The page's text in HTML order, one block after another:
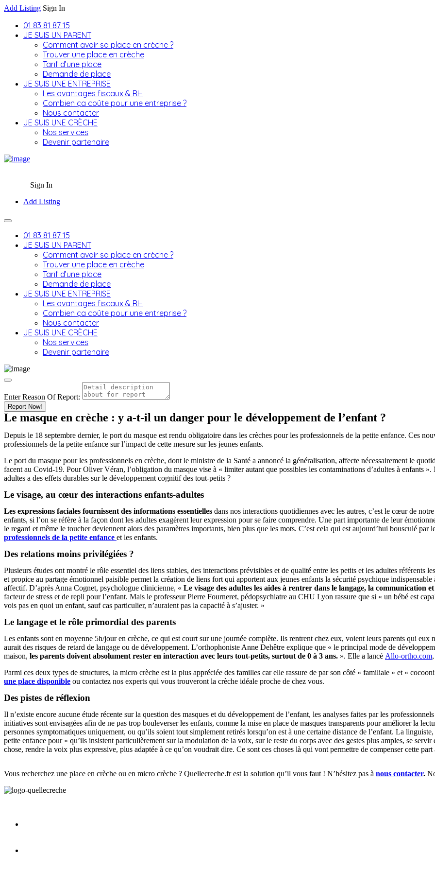
Add Listing Sign In
01 83 81 87 15
JE SUIS UN PARENT
Comment avoir sa place en crèche ?
Trouver une place en crèche
Tarif d’une place
Demande de place
JE SUIS UNE ENTREPRISE
Les avantages fiscaux & RH
Combien ça coûte pour une entreprise ?
Nous contacter
JE SUIS UNE CRÈCHE
Nos services
Devenir partenaire
Sign In
Add Listing
01 83 81 87 15
JE SUIS UN PARENT
Comment avoir sa place en crèche ?
Trouver une place en crèche
Tarif d’une place
Demande de place
JE SUIS UNE ENTREPRISE
Les avantages fiscaux & RH
Combien ça coûte pour une entreprise ?
Nous contacter
JE SUIS UNE CRÈCHE
Nos services
Devenir partenaire
Enter Reason Of Report:
Report Now!
Le masque en crèche : y a-t-il un danger pour le développement de l’enfant ?
Depuis le 18 septembre dernier, le port du masque est rendu obligatoire dans les crèches pour les professionnels de la petite enfance. Ces
professionnels de la petite enfance sur l’impact de cette mesure sur les jeunes enfants.
Le port du masque pour les professionnels en crèche, dont le ministre de la Santé a annoncé la généralisation, affecte nécessairement le
facent au Covid-19. Pour Oliver Véran, l’obligation du masque vise à « limiter autant que possibles les contaminations d’adultes à enfants
adultes a des effets durables sur le développement cognitif des tout-petits ?
Le visage, au cœur des interactions enfants-adultes
Les expressions faciales fournissent des informations essentielles dans nos interactions quotidiennes avec les autres, c’est le cœur de
enfants, si l’on se réfère à la façon dont les adultes exagèrent leur expression pour se faire comprendre. Une part importante de leur
le regard et même le toucher deviennent alors des paramètres importants, bien plus que les mots. C’est cela qui est aujourd’hui bousculé
professionnels de la petite enfance et les enfants.
Des relations moins privilégiées ?
Plusieurs études ont montré le rôle essentiel des liens stables, des interactions prévisibles et de qualité entre les petits et les adultes
et propice au partage émotionnel paisible permet la création de liens fort qui apportent aux jeunes enfants la sécurité psychique
affectif. D’après Anna Cognet, psychologue clinicienne, « Le visage des adultes les aides à rentrer dans le langage, la communication
facteur de stress et de repli pour l’enfant. Mais le professeur Pierre Fourneret, pédopsychiatre au CHU Lyon rassure que si « un bébé est
vois pas en quoi un enfant, sauf cas particulier, n’auraient pas la capacité à s’ajuster. »
Le langage et le rôle primordial des parents
Les enfants sont en moyenne 5h/jour en crèche, ce qui est court sur une journée complète. Ils rentrent chez eux, voient leurs parents qui eux
aurait des risques de retard de langage ou de développement. L’orthophoniste Anne Dehêtre explique que « le principal mode de
maison, les parents doivent absolument rester en interaction avec leurs tout-petits, surtout de 0 à 3 ans. ». Elle a lancé Allo-ortho.com
Parmi ces deux types de structures, la micro crèche est la plus appréciée des familles car elle rassure de par son côté « familiale » et «
une place disponible ou contactez nos experts qui vous trouveront la crèche idéale proche de chez vous.
Des pistes de réflexion
Il n’existe encore aucune étude récente sur la question des masques et du développement de l’enfant, les analyses faites par les
initiatives sont envisagées afin de ne pas trop bouleverser les enfants, comme la mise en place de masques transparents pour améliorer la
personnes symptomatiques uniquement, ou qu’ils soient tout simplement retirés lorsqu’on est à une certaine distance de l’enfant. La
petite enfance pour « qu’ils insistent particulièrement sur la modulation de la voix, sur le reste du corps avec des gestes plus amples, se
chose, rendre la voix plus expressive, plus adaptée à ce qu’on voudrait dire. Ce sont ces choses là qui vont permettre de compenser cette
Vous recherchez une place en crèche ou en micro crèche ? Quellecreche.fr est la solution qu’il vous faut ! N’hésitez pas à nous contacter.